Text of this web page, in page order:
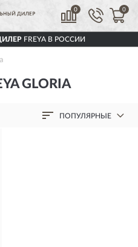
0 0
FREYA В РОССИИ
GLORIA
ПОПУЛЯРНЫЕ